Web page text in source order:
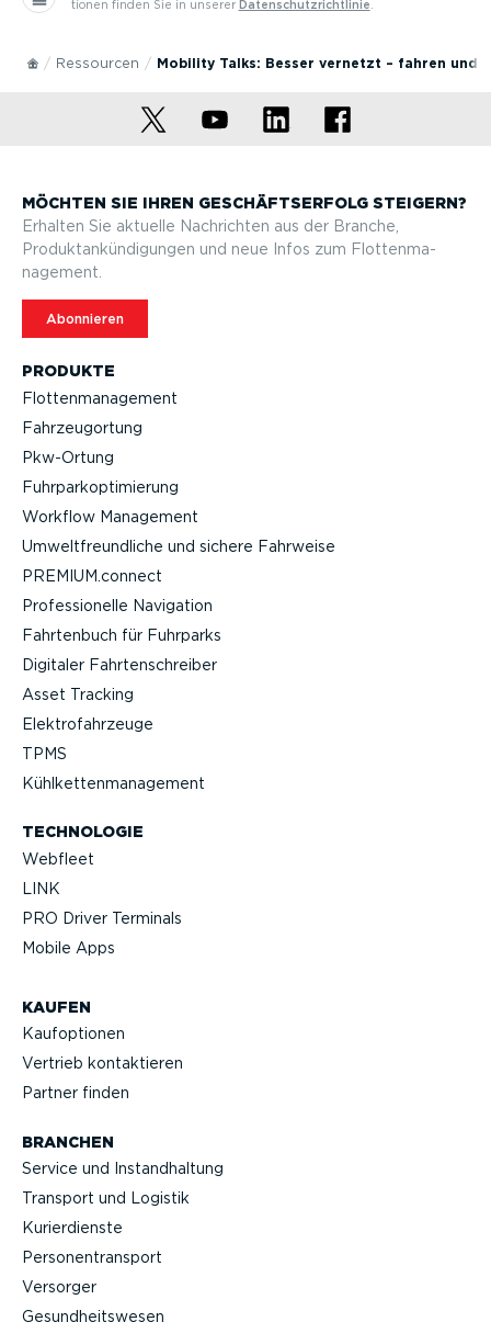
tionen finden Sie in unserer Daten­schutz­richt­linie.
Ressourcen Mobility Talks: Besser vernetzt – fahren und
PRODUKTE
Flotten­ma­nagement
Fahrzeu­g­ortung
Pkw-Ortung
Fuhrpar­k­op­ti­mierung
Workflow Management
Umwelt­freund­liche und sichere Fahrweise
PREMIUM.connect
Profes­sio­nelle Navigation
Fahrtenbuch für Fuhrparks
Digitaler Fahrten­schreiber
Asset Tracking
Elektro­fahr­zeuge
TPMS
Kühlket­ten­ma­nagement
TECHNOLOGIE
Webfleet
LINK
PRO Driver Terminals
Mobile Apps
KAUFEN
Kaufop­tionen
Vertrieb kontak­tieren
Partner finden
BRANCHEN
Service und Instand­haltung
Transport und Logistik
Kurier­dienste
Perso­nen­transport
Versorger
Gesund­heits­wesen
MÖCHTEN SIE IHREN GESCHÄFTS­ERFOLG STEIGERN?
Erhalten Sie aktuelle Nachrichten aus der Branche,
Produktan­kün­di­gungen und neue Infos zum Flotten­ma­
nagement.
Abonnieren